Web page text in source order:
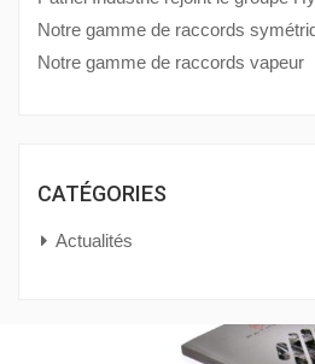
Notre gamme de raccords
Notre gamme de raccords vapeur
CATÉGORIES
Actualités